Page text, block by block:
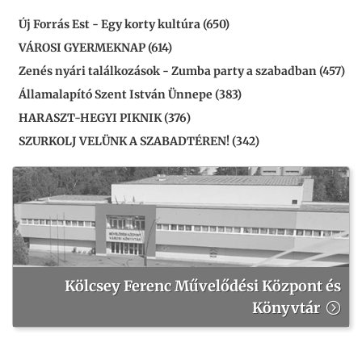
Új Forrás Est - Egy korty kultúra (650)
VÁROSI GYERMEKNAP (614)
Zenés nyári találkozások - Zumba party a szabadban (457)
Államalapító Szent István Ünnepe (383)
HARASZT-HEGYI PIKNIK (376)
SZURKOLJ VELÜNK A SZABADTÉREN! (342)
Kölcsey Ferenc Művelődési Központ és
Könyvtár